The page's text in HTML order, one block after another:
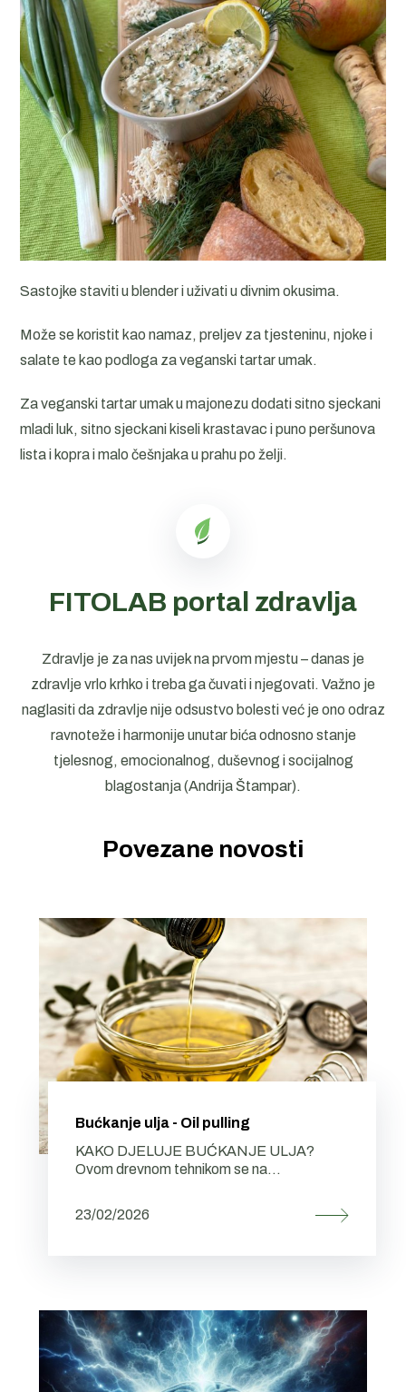
Sastojke staviti u blender i uživati u divnim okusima.
Može se koristit kao namaz, preljev za tjesteninu, njoke i
salate te kao podloga za veganski tartar umak.
Za veganski tartar umak u majonezu dodati sitno sjeckani
mladi luk, sitno sjeckani kiseli krastavac i puno peršunova
lista i kopra i malo češnjaka u prahu po želji.
FITOLAB portal zdravlja
Zdravlje je za nas uvijek na prvom mjestu – danas je
zdravlje vrlo krhko i treba ga čuvati i njegovati. Važno je
naglasiti da zdravlje nije odsustvo bolesti već je ono odraz
ravnoteže i harmonije unutar bića odnosno stanje
tjelesnog, emocionalnog, duševnog i socijalnog
blagostanja (Andrija Štampar).
Povezane novosti
Bućkanje ulja - Oil pulling
KAKO DJELUJE BUĆKANJE ULJA?
Ovom drevnom tehnikom se na...
23/02/2026